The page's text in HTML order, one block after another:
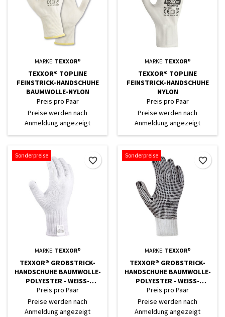
MARKE: TEXXOR®
TEXXOR® TOPLINE
FEINSTRICK-HANDSCHUHE
BAUMWOLLE-NYLON
Preis pro Paar
Preise werden nach
Anmeldung angezeigt
MARKE: TEXXOR®
TEXXOR® TOPLINE
FEINSTRICK-HANDSCHUHE
NYLON
Preis pro Paar
Preise werden nach
Anmeldung angezeigt
Sonderpreise
MARKE: TEXXOR®
TEXXOR® GROBSTRICK-
HANDSCHUHE BAUMWOLLE-
POLYESTER - WEISS-S
CHWARZE NOPPEN
Preis pro Paar
Preise werden nach
Anmeldung angezeigt
favorite_border
Sonderpreise
MARKE: TEXXOR®
TEXXOR® GROBSTRICK-
HANDSCHUHE BAUMWOLLE-
POLYESTER - WEISS-S
CHWARZE NOPPEN
Preis pro Paar
Preise werden nach
Anmeldung angezeigt
favorite_border